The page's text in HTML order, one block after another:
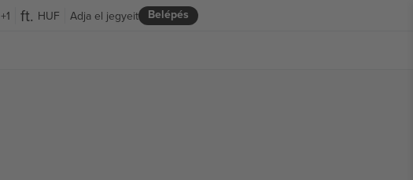
+1 HUF Belépés
Adja el jegyeit